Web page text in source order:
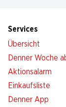
Services
Übersicht
Denner Woche
Aktionsalarm
Einkaufsliste
Denner App